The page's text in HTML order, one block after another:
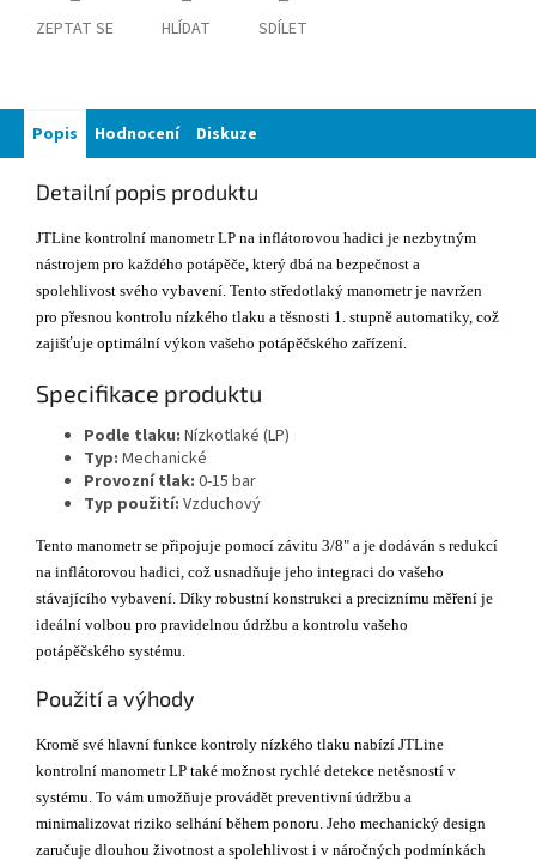
ZEPTAT SE HLÍDAT SDÍLET
Popis Hodnocení Diskuze
Detailní popis produktu
JTLine kontrolní manometr LP na inflátorovou hadici je nezbytným
nástrojem pro každého potápěče, který dbá na bezpečnost a
spolehlivost svého vybavení. Tento středotlaký manometr je navržen
pro přesnou kontrolu nízkého tlaku a těsnosti 1. stupně automatiky, což
zajišťuje optimální výkon vašeho potápěčského zařízení.
Specifikace produktu
Podle tlaku: Nízkotlaké (LP)
Typ: Mechanické
Provozní tlak: 0-15 bar
Typ použití: Vzduchový
Tento manometr se připojuje pomocí závitu 3/8" a je dodáván s redukcí
na inflátorovou hadici, což usnadňuje jeho integraci do vašeho
stávajícího vybavení. Díky robustní konstrukci a preciznímu měření je
ideální volbou pro pravidelnou údržbu a kontrolu vašeho
potápěčského systému.
Použití a výhody
Kromě své hlavní funkce kontroly nízkého tlaku nabízí JTLine
kontrolní manometr LP také možnost rychlé detekce netěsností v
systému. To vám umožňuje provádět preventivní údržbu a
minimalizovat riziko selhání během ponoru. Jeho mechanický design
zaručuje dlouhou životnost a spolehlivost i v náročných podmínkách